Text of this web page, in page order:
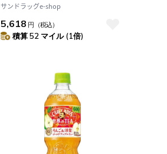
サンドラッグe-shop
5,618 円 （税込）
積算 52 マイル (1倍)